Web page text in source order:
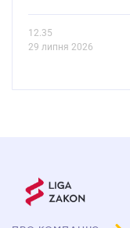
12.35
29 липня 2026